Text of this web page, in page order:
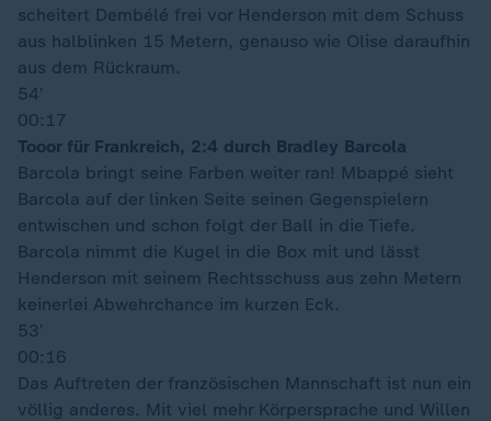
scheitert Dembélé frei vor Henderson mit dem Schuss
aus halblinken 15 Metern, genauso wie Olise daraufhin
aus dem Rückraum.
54′
00:17
Tooor für Frankreich, 2:4 durch Bradley Barcola
Barcola bringt seine Farben weiter ran! Mbappé sieht
Barcola auf der linken Seite seinen Gegenspielern
entwischen und schon folgt der Ball in die Tiefe.
Barcola nimmt die Kugel in die Box mit und lässt
Henderson mit seinem Rechtsschuss aus zehn Metern
keinerlei Abwehrchance im kurzen Eck.
53′
00:16
Das Auftreten der französischen Mannschaft ist nun ein
völlig anderes. Mit viel mehr Körpersprache und Willen